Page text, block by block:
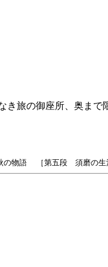
旅の御座所、奥まで
物語 ［第五段 須磨の生